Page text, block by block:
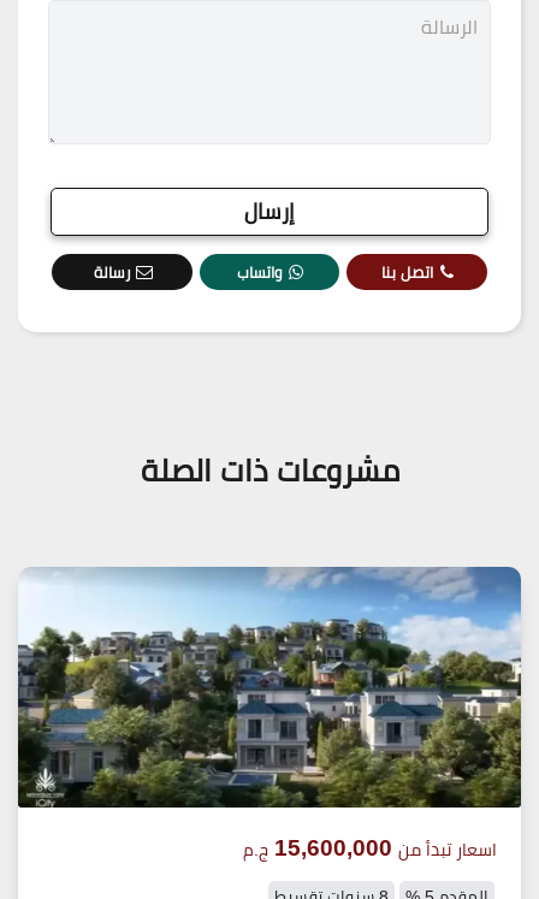
اتصل بنا واتساب رسالة
مشروعات ذات الصلة
اسعار تبدأ من 15,600,000 ج.م